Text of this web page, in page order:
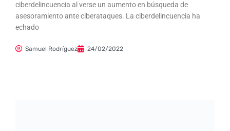
ciberdelincuencia al verse un aumento en búsqueda de
asesoramiento ante ciberataques. La ciberdelincuencia ha
echado
Samuel Rodríguez 24/02/2022